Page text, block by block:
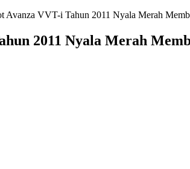
Avanza VVT-i Tahun 2011 Nyala Merah
2011 Nyala Merah